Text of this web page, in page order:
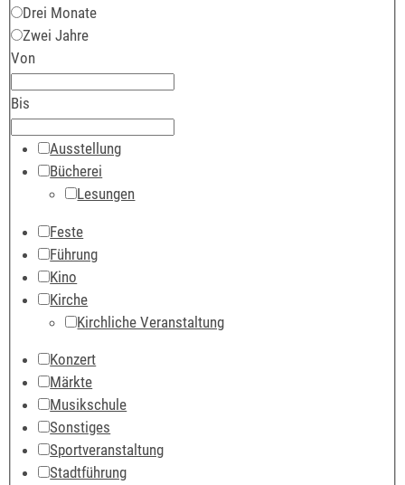
Drei Monate
Zwei Jahre
Von
Bis
Ausstellung
Bücherei
Lesungen
Feste
Führung
Kino
Kirche
Kirchliche Veranstaltung
Konzert
Märkte
Musikschule
Sonstiges
Sportveranstaltung
Stadtführung